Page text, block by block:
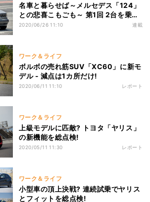
名車と暮らせば～メルセデス「124」
との悲喜こもごも～ 第1回 2台を乗り
継ぐことになるメルセデス「S124」
2020/06/26 11:10 連載
ワーク＆ライフ
ボルボの売れ筋SUV「XC60」に新モ
デル - 減点は1カ所だけ!
2020/06/11 11:10 レポート
ワーク＆ライフ
上級モデルに匹敵? トヨタ「ヤリス」
の新機能を総点検!
2020/05/11 11:30 レポート
ワーク＆ライフ
小型車の頂上決戦? 連続試乗でヤリス
とフィットを総点検!